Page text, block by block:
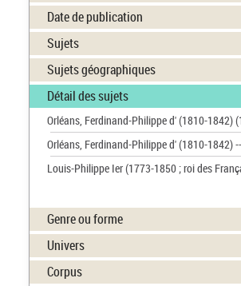
Date de publication
Sujets
Sujets géographiques
Détail des sujets
Orléans, Ferdinand-Philippe d' (1810-1842)
Orléans, Ferdinand-Philippe d' (1810-1842)
Louis-Philippe Ier (1773-1850 ; roi des
Genre ou forme
Univers
Corpus